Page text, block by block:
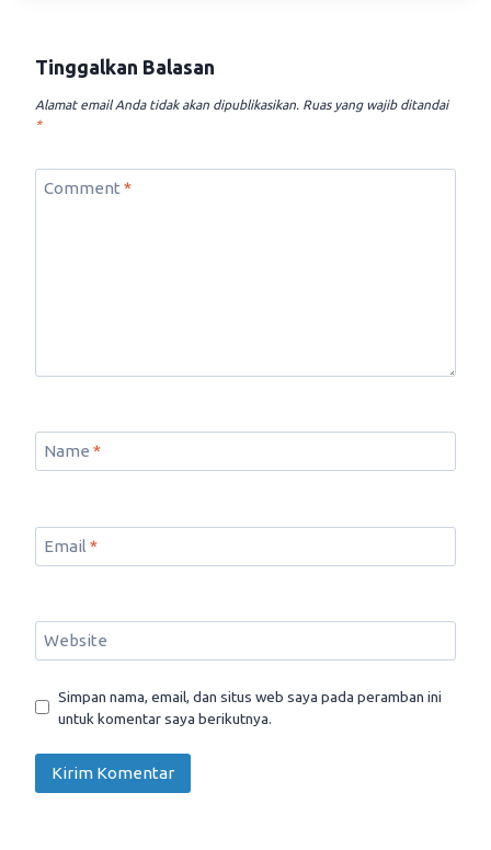
Tinggalkan Balasan
Alamat email Anda tidak akan dipublikasikan. Ruas yang wajib ditandai
*
Comment *
Name *
Email *
Website
Simpan nama, email, dan situs web saya pada peramban ini
untuk komentar saya berikutnya.